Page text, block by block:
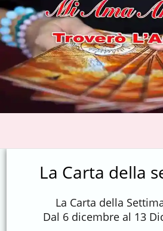
La Carta della
La Carta della
Dal 6 dicembre al 13